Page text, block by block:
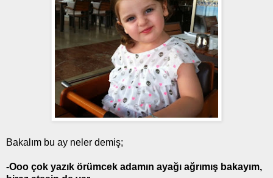
Bakalım bu ay neler demiş;
-Ooo çok yazık örümcek adamın ayağı ağrımış bakayım,